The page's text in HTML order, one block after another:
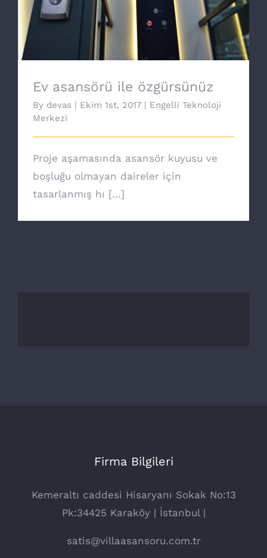
Ev asansörü ile özgürsünüz
Ev asansörü ile özgürsünüz
By devas | Ekim 1st, 2017 | Engelli Teknoloji
Merkezi
Proje aşamasında asansör kuyusu ve
boşluğu olmayan daireler için
tasarlanmış hı [...]
Firma Bilgileri
Kemeraltı caddesi Hisaryanı Sokak No:13
Pk:34425 Karaköy | İstanbul |
satis@villaasansoru.com.tr